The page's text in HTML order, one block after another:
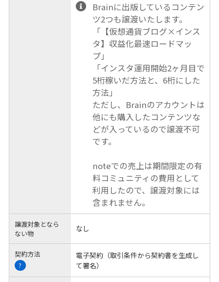
Brainに出版しているコンテン
ツ2つも譲渡いたします。
「【仮想通貨ブログ×インス
タ】収益化最速ロードマッ
プ」
「インスタ運用開始2ヶ月目で
5桁稼いだ方法と、6桁にした
方法」
ただし、Brainのアカウントは
他にも購入したコンテンツな
どが入っているので譲渡不可
です。
noteでの売上は期間限定の有
料コミュニティの費用として
利用したので、譲渡対象には
含まれません。
譲渡対象となら
ない物
なし
契約方法
?
電子契約（取引条件から契約書を生成し
て署名）